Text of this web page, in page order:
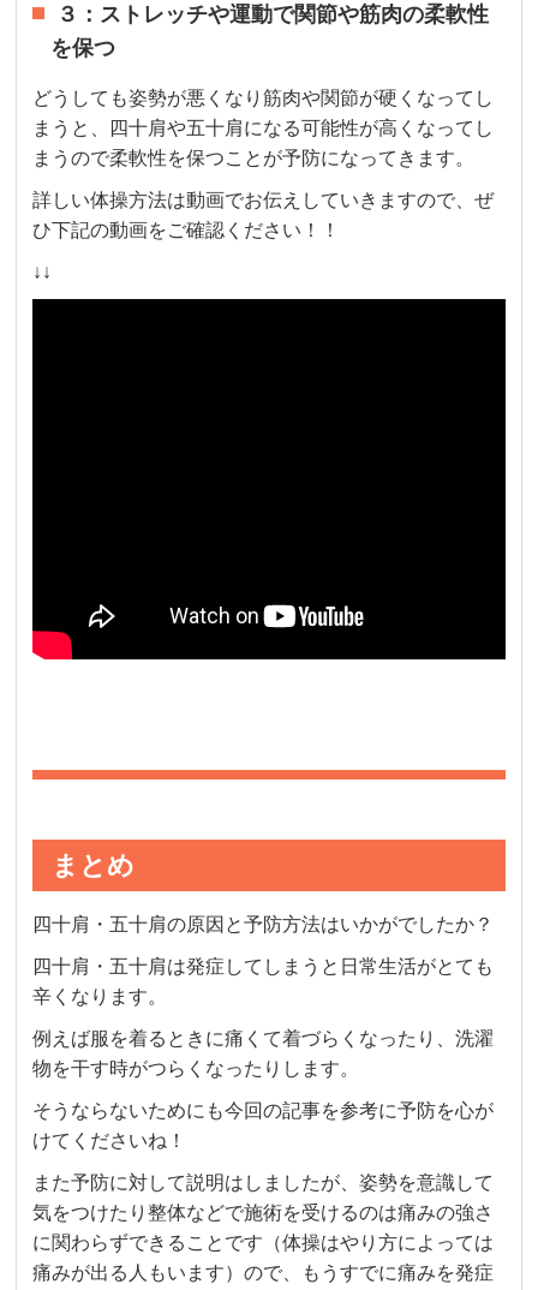
３：ストレッチや運動で関節や筋肉の柔軟性
を保つ
どうしても姿勢が悪くなり筋肉や関節が硬くなってし
まうと、四十肩や五十肩になる可能性が高くなってし
まうので柔軟性を保つことが予防になってきます。
詳しい体操方法は動画でお伝えしていきますので、ぜ
ひ下記の動画をご確認ください！！
↓↓
まとめ
四十肩・五十肩の原因と予防方法はいかがでしたか？
四十肩・五十肩は発症してしまうと日常生活がとても
辛くなります。
例えば服を着るときに痛くて着づらくなったり、洗濯
物を干す時がつらくなったりします。
そうならないためにも今回の記事を参考に予防を心が
けてくださいね！
また予防に対して説明はしましたが、姿勢を意識して
気をつけたり整体などで施術を受けるのは痛みの強さ
に関わらずできることです（体操はやり方によっては
痛みが出る人もいます）ので、もうすでに痛みを発症